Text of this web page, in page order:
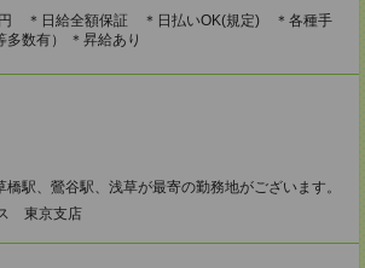
円 ＊日給全額保証 ＊日払いOK(規定) ＊各種手
多数有） ＊昇給あり
駅、鶯谷駅、浅草が最寄の勤務地がございます。
東京支店